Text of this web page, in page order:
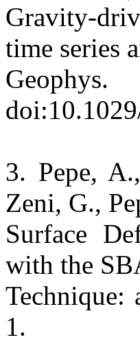
Gravity-
time series
3. Pepe,
Zeni, G.,
Surface
with the
Technique:
1.